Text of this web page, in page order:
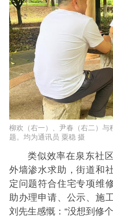
柳欢（右一）、尹春（右二）与
题。均为通讯员 粟稳 摄
类似效率在泉东社
外墙渗水求助，街道和
定问题符合住宅专项维
助办理申请、公示、施
刘先生感慨：“没想到修